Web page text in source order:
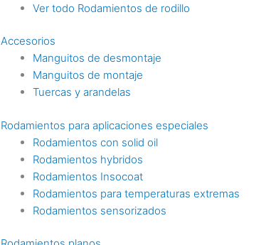
Ver todo Rodamientos de rodillo
Accesorios
Manguitos de desmontaje
Manguitos de montaje
Tuercas y arandelas
Rodamientos para aplicaciones especiales
Rodamientos con solid oil
Rodamientos hybridos
Rodamientos Insocoat
Rodamientos para temperaturas extremas
Rodamientos sensorizados